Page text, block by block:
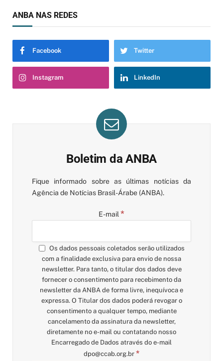
ANBA NAS REDES
Boletim da ANBA
Fique informado sobre as últimas notícias da
Agência de Notícias Brasil-Árabe (ANBA).
E-mail *
Os dados pessoais coletados serão utilizados
com a finalidade exclusiva para envio de nossa
newsletter. Para tanto, o titular dos dados deve
fornecer o consentimento para recebimento da
newsletter da ANBA de forma livre, inequívoca e
expressa. O Titular dos dados poderá revogar o
consentimento a qualquer tempo, mediante
cancelamento da assinatura da newsletter,
diretamente no e-mail ou contatando nosso
*